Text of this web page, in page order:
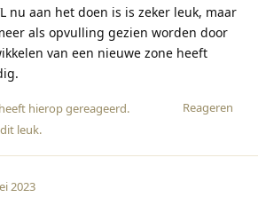
nu aan het doen is is zeker leuk, maar
als opvulling gezien worden door
van een nieuwe zone heeft
Reageren
heeft hierop gereageerd.
leuk.
2023